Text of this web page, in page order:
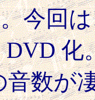
今回
化
音数が